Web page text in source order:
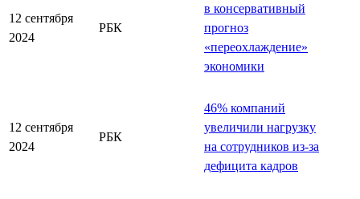
12 сентября
2024
РБК
в консервативный
прогноз
«переохлаждение»
экономики
12 сентября
2024
РБК
46% компаний
увеличили нагрузку
на сотрудников из-за
дефицита кадров